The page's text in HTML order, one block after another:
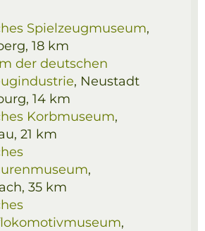
Spielzeugmuseum,
18 km
der deutschen
, Neustadt
14 km
Korbmuseum,
21 km
,
35 km
,